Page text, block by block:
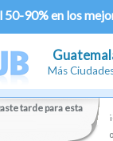
90% en los
Más
tarde para esta